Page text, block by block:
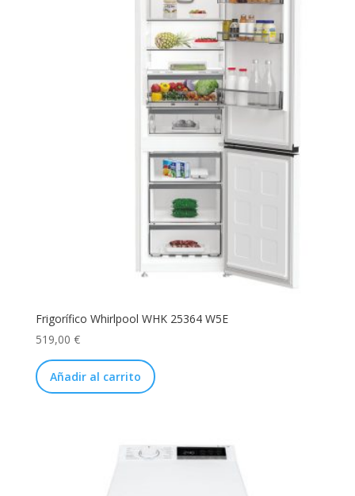
Frigorífico Whirlpool WHK 25364 W5E
519,00 €
Añadir al carrito